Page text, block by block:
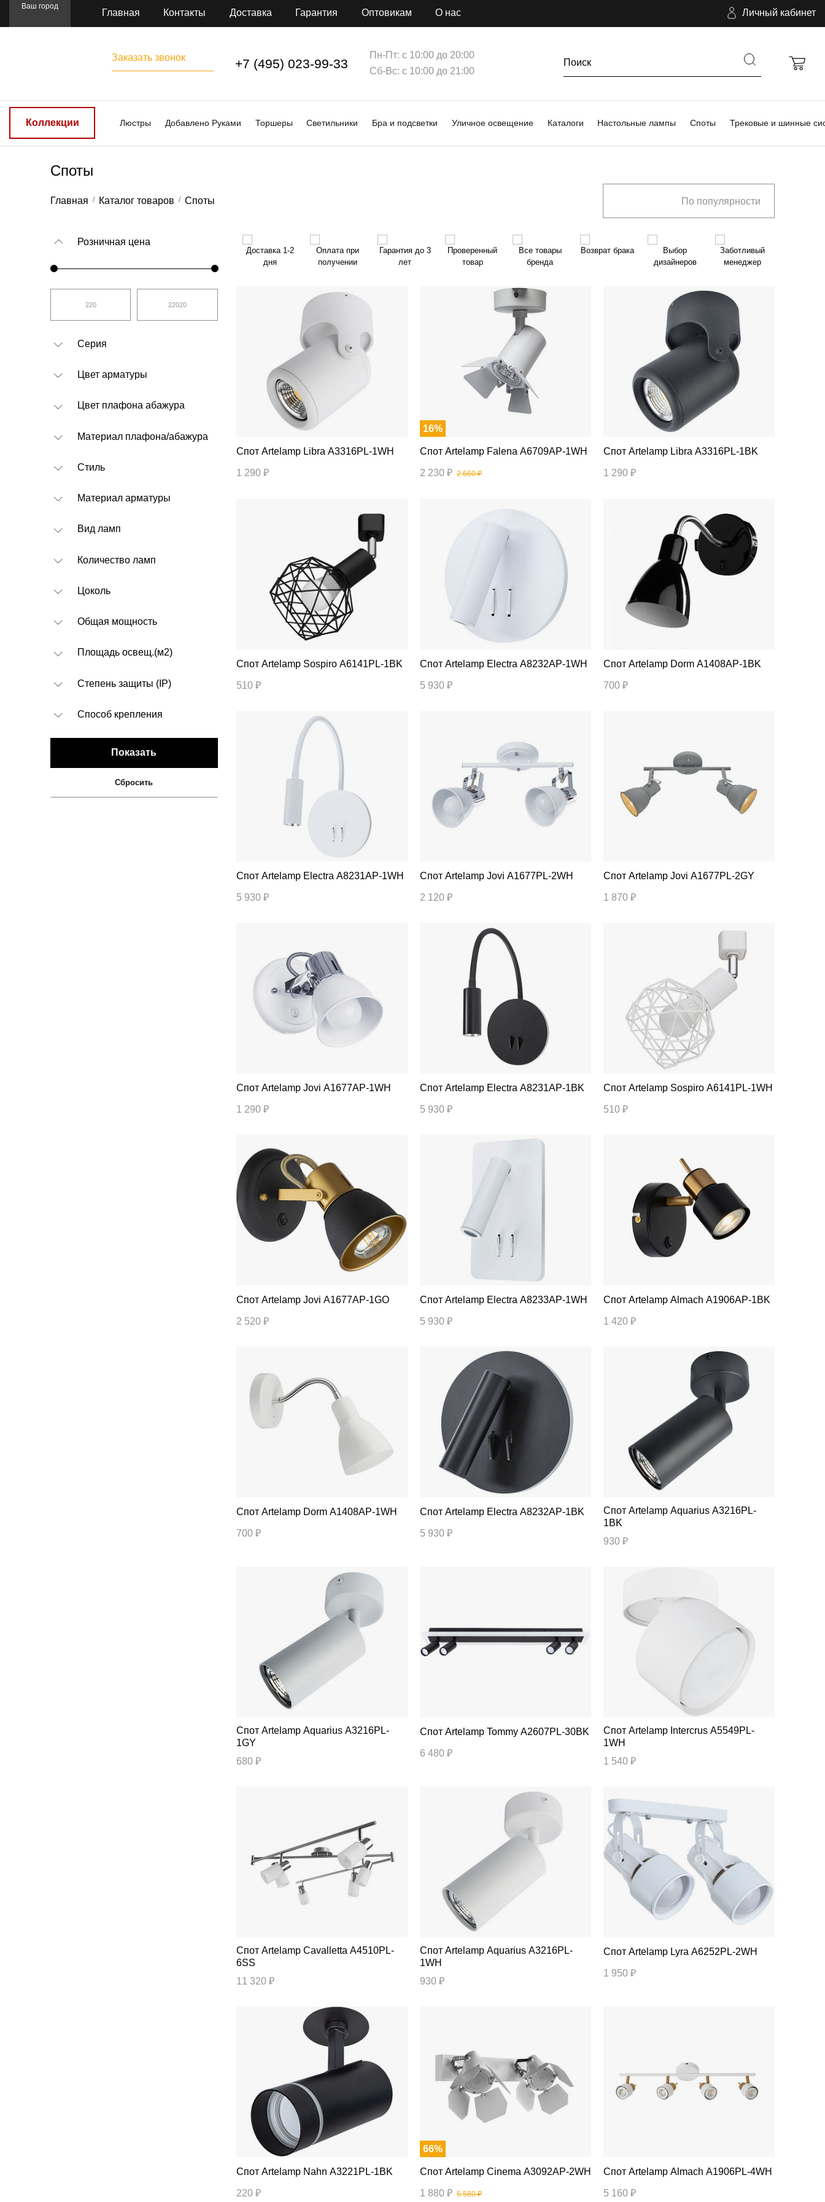
Ваш город
Главная Контакты Доставка Гарантия Оптовикам О нас Личный кабинет
Заказать звонок +7 (495) 023-99-33
Пн-Пт: с 10:00 до 20:00
Сб-Вс: с 10:00 до 21:00
Коллекции Люстры Добавлено Руками Торшеры Светильники Бра и подсветки Уличное освещение Каталоги Настольные лампы Споты Трековые и шинные
Споты
Главная Каталог товаров Споты По популярности
Розничная цена
Серия
Цвет арматуры
Цвет плафона абажура
Материал плафона/абажура
Стиль
Материал арматуры
Вид ламп
Количество ламп
Цоколь
Общая мощность
Площадь освещ.(м2)
Степень защиты (IP)
Способ крепления
Показать
Сбросить
Доставка 1-2
дня
Оплата при
получении
Гарантия до 3
лет
Проверенный
товар
Все товары
бренда
Возврат брака
Выбор
дизайнеров
Заботливый
менеджер
Спот Artelamp Libra A3316PL-1WH
1 290 ₽
16%
Спот Artelamp Falena A6709AP-1WH
2 230 ₽ 2 660 ₽
Спот Artelamp Libra A3316PL-1BK
1 290 ₽
Спот Artelamp Sospiro A6141PL-1BK
510 ₽
Спот Artelamp Electra A8232AP-1WH
5 930 ₽
Спот Artelamp Dorm A1408AP-1BK
700 ₽
Спот Artelamp Electra A8231AP-1WH
5 930 ₽
Спот Artelamp Jovi A1677PL-2WH
2 120 ₽
Спот Artelamp Jovi A1677PL-2GY
1 870 ₽
Спот Artelamp Jovi A1677AP-1WH
1 290 ₽
Спот Artelamp Electra A8231AP-1BK
5 930 ₽
Спот Artelamp Sospiro A6141PL-1WH
510 ₽
Спот Artelamp Jovi A1677AP-1GO
2 520 ₽
Спот Artelamp Electra A8233AP-1WH
5 930 ₽
Спот Artelamp Almach A1906AP-1BK
1 420 ₽
Спот Artelamp Dorm A1408AP-1WH
700 ₽
Спот Artelamp Electra A8232AP-1BK
5 930 ₽
Спот Artelamp Aquarius A3216PL-
1BK
930 ₽
Спот Artelamp Aquarius A3216PL-
1GY
680 ₽
Спот Artelamp Tommy A2607PL-30BK
6 480 ₽
Спот Artelamp Intercrus A5549PL-
1WH
1 540 ₽
Спот Artelamp Cavalletta A4510PL-
6SS
11 320 ₽
Спот Artelamp Aquarius A3216PL-
1WH
930 ₽
Спот Artelamp Lyra A6252PL-2WH
1 950 ₽
Спот Artelamp Nahn A3221PL-1BK
220 ₽
66%
Спот Artelamp Cinema A3092AP-2WH
1 880 ₽ 5 580 ₽
Спот Artelamp Almach A1906PL-4WH
5 160 ₽